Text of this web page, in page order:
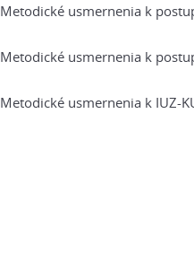
Metodické usmernenia k
Metodické usmernenia k
Metodické usmernenia k IUZ-